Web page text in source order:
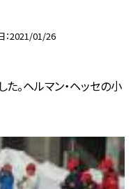
2021/01/26
。ヘルマン・ヘッセの小